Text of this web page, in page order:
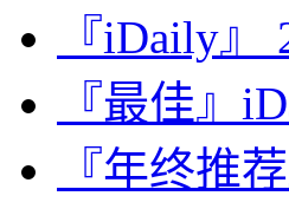
『iDaily
『最佳』
『年终推